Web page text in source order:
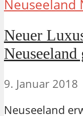
Neuseeland
Neuer
Neuseeland
9. Januar 2018
Neuseeland